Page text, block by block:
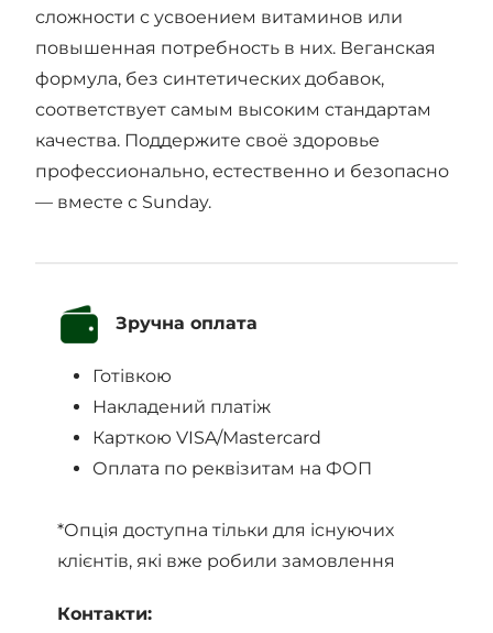
сложности с усвоением витаминов или
повышенная потребность в них. Веганская
формула, без синтетических добавок,
соответствует самым высоким стандартам
качества. Поддержите своё здоровье
профессионально, естественно и безопасно
— вместе с Sunday.
Зручна оплата
Готівкою
Накладений платіж
Карткою VISA/Mastercard
Оплата по реквізитам на ФОП
*Опція доступна тільки для існуючих
клієнтів, які вже робили замовлення
Контакти: